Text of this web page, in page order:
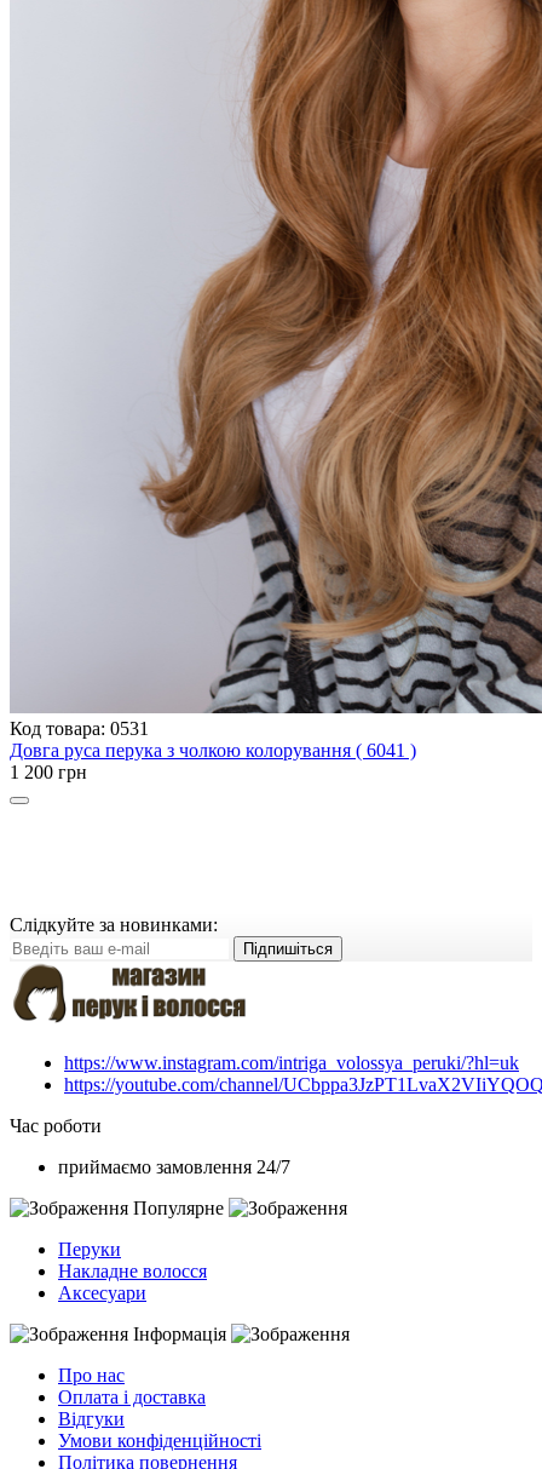
Код товара: 0531
Довга руса перука з чолкою колорування ( 6041 )
1 200 грн
Слідкуйте за новинками:
Підпишіться
https://www.instagram.com/intriga_volossya_peruki/?hl=uk
https://youtube.com/channel/
Час роботи
приймаємо замовлення 24/7
Популярне
Перуки
Накладне волосся
Аксесуари
Інформація
Про нас
Оплата і доставка
Відгуки
Умови конфіденційності
Політика повернення